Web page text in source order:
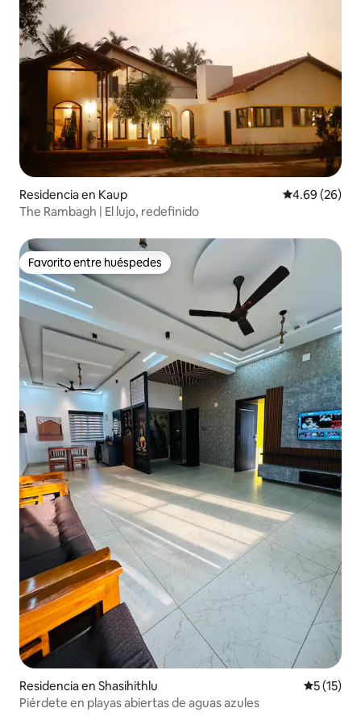
Residencia en Kaup Calificación
4.69 (26)
The Rambagh | El lujo, redefinido
Favorito entre huéspedes
Favorito entre huéspedes
Residencia en Shasihithlu
5 (15)
Piérdete en playas abiertas de aguas azules